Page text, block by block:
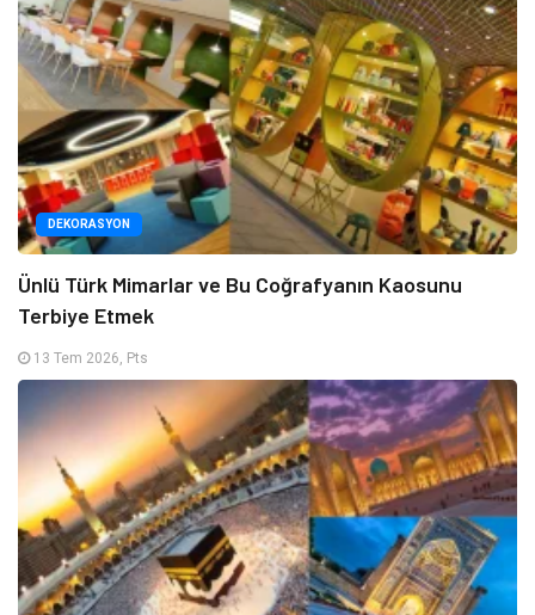
DEKORASYON
Ünlü Türk Mimarlar ve Bu Coğrafyanın Kaosunu
Terbiye Etmek
13 Tem 2026, Pts